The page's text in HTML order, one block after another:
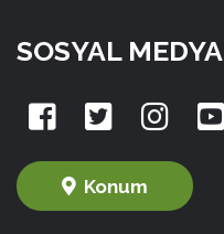
SOSYAL MEDYA
Konum